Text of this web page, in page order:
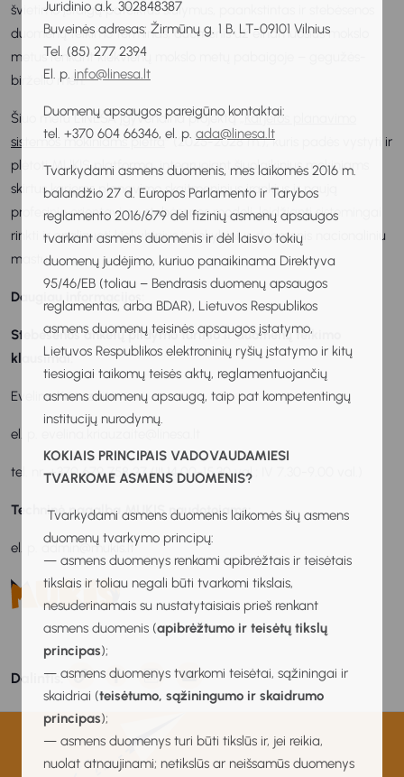
Juridinio a.k. 302848387
Buveinės adresas: Žirmūnų g. 1 B, LT-09101 Vilnius
Tel. (85) 277 2394
El. p. info@linesa.lt
Duomenų apsaugos pareigūno kontaktai:
tel. +370 604 66346, el. p. ada@linesa.lt
Tvarkydami asmens duomenis, mes laikomės 2016 m.
balandžio 27 d. Europos Parlamento ir Tarybos
reglamento 2016/679 dėl fizinių asmenų apsaugos
tvarkant asmens duomenis ir dėl laisvo tokių
duomenų judėjimo, kuriuo panaikinama Direktyva
95/46/EB (toliau – Bendrasis duomenų apsaugos
reglamentas, arba BDAR), Lietuvos Respublikos
asmens duomenų teisinės apsaugos įstatymo,
Lietuvos Respublikos elektroninių ryšių įstatymo ir kitų
tiesiogiai taikomų teisės aktų, reglamentuojančių
asmens duomenų apsaugą, taip pat kompetentingų
institucijų nurodymų.
KOKIAIS PRINCIPAIS VADOVAUDAMIESI
TVARKOME ASMENS DUOMENIS?
Tvarkydami asmens duomenis laikomės šių asmens
duomenų tvarkymo principų:
— asmens duomenys renkami apibrėžtais ir teisėtais
tikslais ir toliau negali būti tvarkomi tikslais,
nesuderinamais su nustatytaisiais prieš renkant
asmens duomenis (apibrėžtumo ir teisėtų tikslų
principas);
— asmens duomenys tvarkomi teisėtai, sąžiningai ir
skaidriai (teisėtumo, sąžiningumo ir skaidrumo
principas);
— asmens duomenys turi būti tikslūs ir, jei reikia,
nuolat atnaujinami; netikslūs ar neišsamūs duomenys
švietimo įstaigų pateiktus siūlymus, paankstintas ir stebėsenos
duomenų teikimo terminas, duomenis už einamuosius mokslo
metus renkant kiekvienų mokslo metų pabaigoje – gegužės-
birželio mėn.
Šiuo metu LINEŠA įgyvendina projektą „ Karjeros planavimo
sistemos mokiniams plėtra ” (2025-2028 m.), kuris padės vystyti ir
plėtoti MUKIS platformą, integruojant šiuolaikinius mokiniams
skirtus karjeros planavimo skaitmeninius įrankius ir naują
profesinio orientavimo stebėsenos modelį, leidžiantį sistemingai
rinkti ir analizuoti kiekybinius ir kokybinius duomenis nacionaliniu
mastu.
Daugiau informacijos:
Stebėsenos anketų pildymo turinio ir duomenų teikimo
klausimai:
Evelina Kriauzaitė
el. p. evelina.kriauzaite@linesa.lt
tel. nr. +370 679 758 27 (III 14.00-15.30 val.; IV 7.30-9.00 val.)
Techninė pagalba MUKIS naudotojams:
el. p. admin@mukis.lt
Dalintis: